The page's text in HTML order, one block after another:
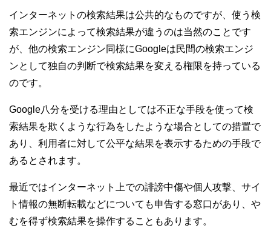
インターネットの検索結果は公共的なものですが、使う検
索エンジンによって検索結果が違うのは当然のことです
が、他の検索エンジン同様にGoogleは民間の検索エンジ
ンとして独自の判断で検索結果を変える権限を持っている
のです。
Google八分を受ける理由としては不正な手段を使って検
索結果を欺くような行為をしたような場合としての措置で
あり、利用者に対して公平な結果を表示するための手段で
あるとされます。
最近ではインターネット上での誹謗中傷や個人攻撃、サイ
ト情報の無断転載などについても申告する窓口があり、や
むを得ず検索結果を操作することもあります。